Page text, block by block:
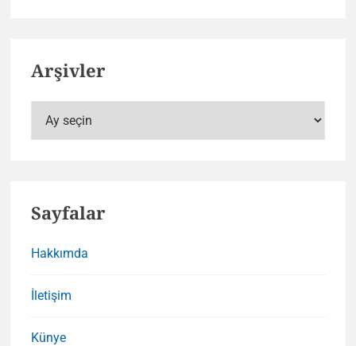
Arşivler
Sayfalar
Hakkımda
İletişim
Künye